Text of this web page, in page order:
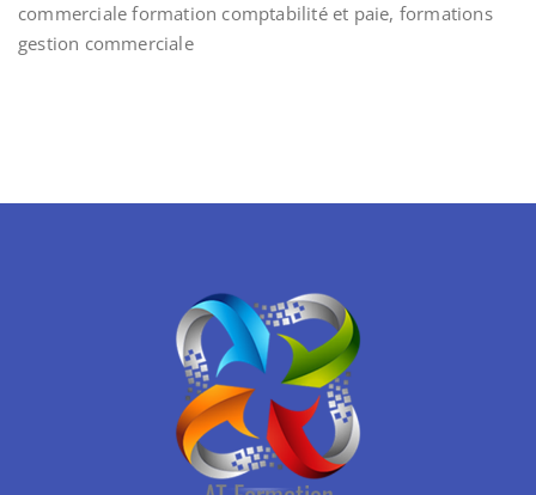
commerciale formation comptabilité et paie, formations
gestion commerciale